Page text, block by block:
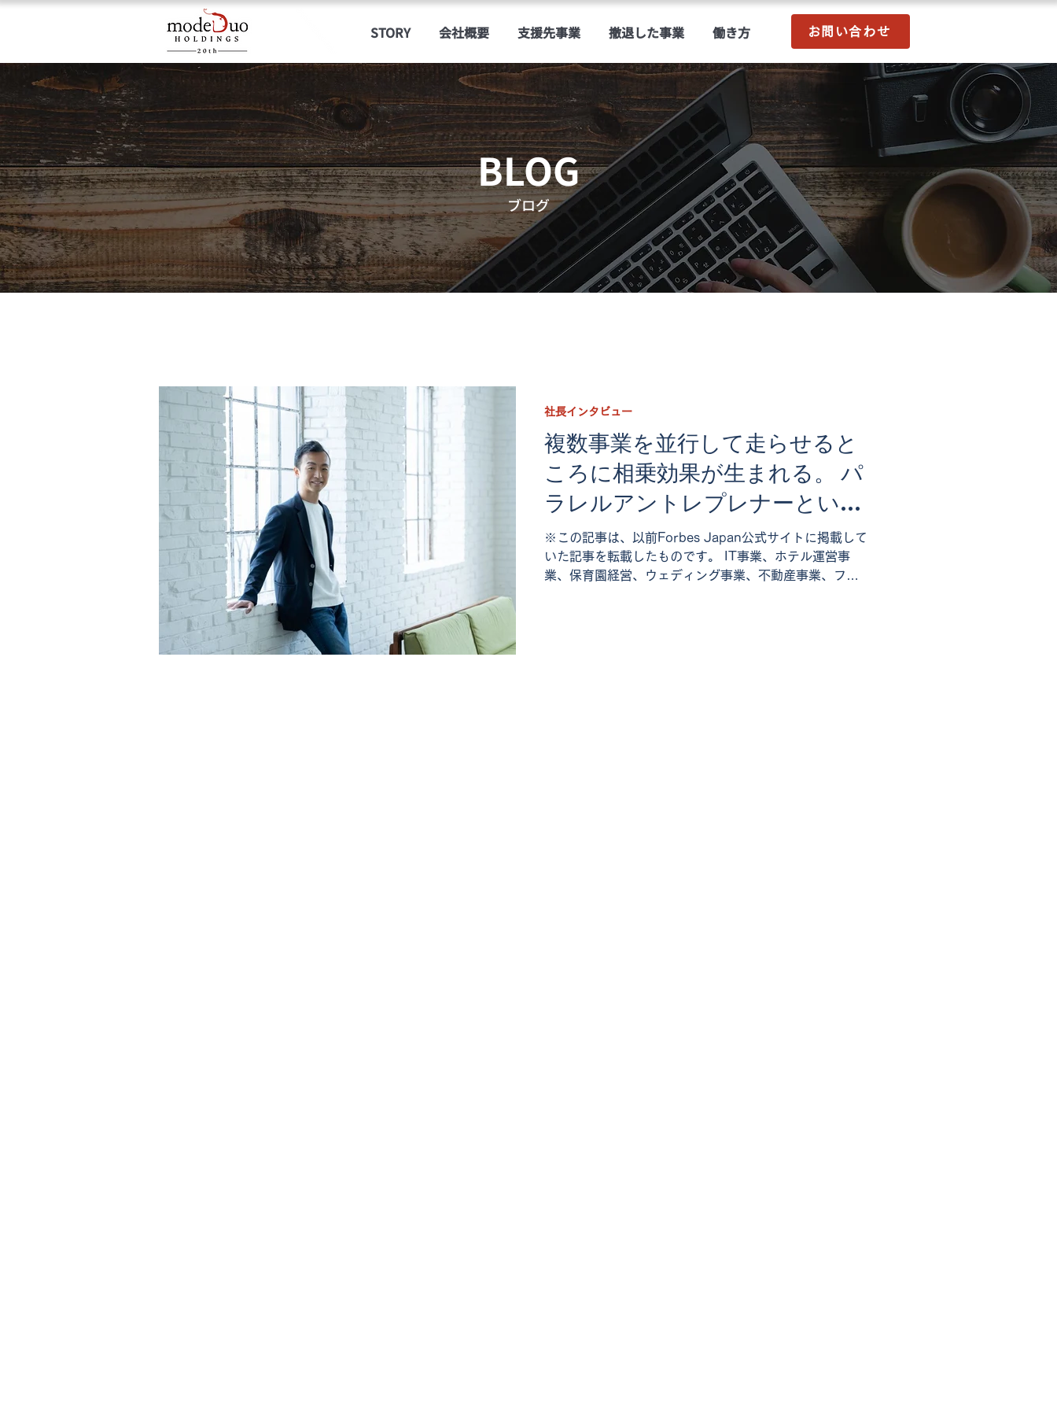
STORY 会社概要 支援先事業 撤退した事業 働き方 お問い合わせ
BLOG
ブログ
複数事業を並行して走らせると
ころに相乗効果が生まれる。 パ
ラレルアントレプレナーという
戦い方
※この記事は、以前Forbes Japan公式サイトに掲載して
いた記事を転載したものです。 IT事業、ホテル運営事
業、保育園経営、ウェディング事業、不動産事業、フー
社長インタビュー